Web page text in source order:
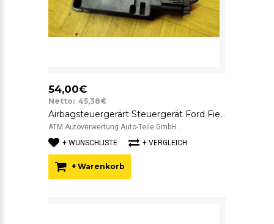
54,00€
Netto: 45,38€
Airbagsteuergerärt Steuergerät Ford Fiesta 5 V FoMoCo 6S6T14B056LC
ATM Autoverwertung Auto-Teile GmbH ..
+ WUNSCHLISTE
+ VERGLEICH
+ Warenkorb